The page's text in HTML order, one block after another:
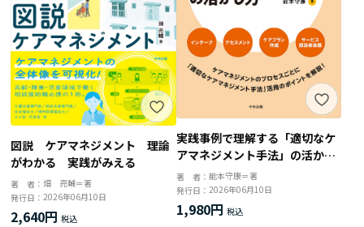
図説 ケアマネジメント 理論
がわかる 実践がみえる
著 者：畑 亮輔＝著
発行日：2026年06月10日
2,640円
実践事例で理解する「適切なケ
アマネジメント手法」の活かし
方
著 者： 能本守康＝著
発行日： 2026年06月10日
1,980円